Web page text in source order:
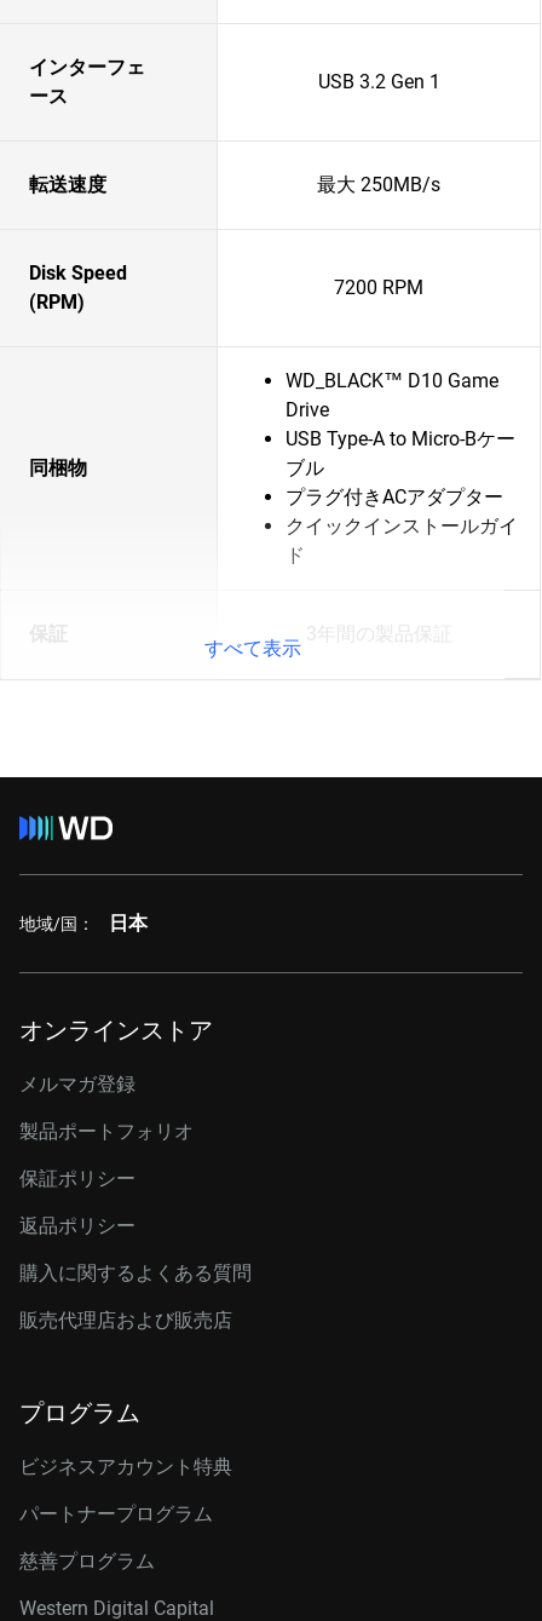
インターフェ
ース
USB 3.2 Gen 1
転送速度 最大 250MB/s
Disk Speed
(RPM)
7200 RPM
同梱物
WD_BLACK™ D10 Game
Drive
USB Type-A to Micro-Bケー
ブル
プラグ付きACアダプター
クイックインストールガイ
ド
保証 3年間の製品保証
すべて表示
地域/国： 日本
オンラインストア
メルマガ登録
製品ポートフォリオ
保証ポリシー
返品ポリシー
購入に関するよくある質問
販売代理店および販売店
プログラム
ビジネスアカウント特典
パートナープログラム
慈善プログラム
Western Digital Capital